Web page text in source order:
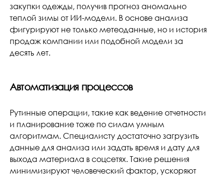
закупки одежды, получив прогноз аномально
теплой зимы от ИИ-модели. В основе анализа
фигурируют не только метеоданные, но и история
продаж компании или подобной модели за
десять лет.
Автоматизация процессов
Рутинные операции, такие как ведение отчетности
и планирование тоже по силам умным
алгоритмам. Специалисту достаточно загрузить
данные для анализа или задать время и дату для
выхода материала в соцсетях. Такие решения
минимизируют человеческий фактор, ускоряют